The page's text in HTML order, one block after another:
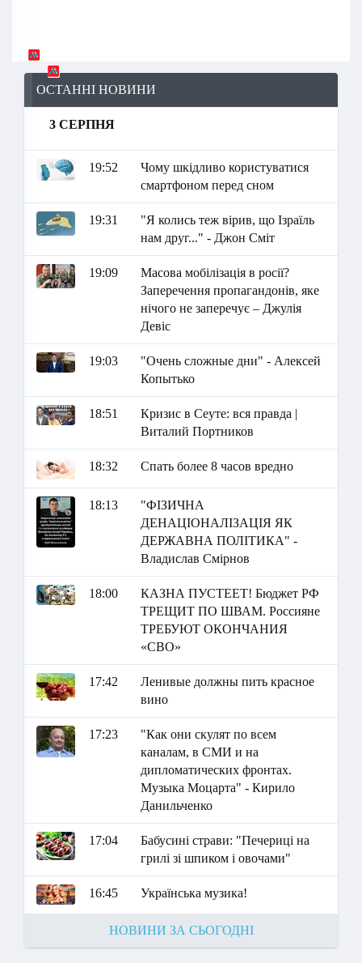
ОСТАННІ НОВИНИ
3 СЕРПНЯ
19:52
Чому шкідливо користуватися
смартфоном перед сном
19:31
"Я колись теж вірив, що Ізраїль
нам друг..." - Джон Сміт
19:09
Масова мобілізація в росії?
Заперечення пропагандонів, яке
нічого не заперечує – Джулія
Девіс
19:03
"Очень сложные дни" - Алексей
Копытько
18:51
Кризис в Сеуте: вся правда |
Виталий Портников
18:32 Спать более 8 часов вредно
18:13
"ФІЗИЧНА
ДЕНАЦІОНАЛІЗАЦІЯ ЯК
ДЕРЖАВНА ПОЛІТИКА" -
Владислав Смірнов
18:00
КАЗНА ПУСТЕЕТ! Бюджет РФ
ТРЕЩИТ ПО ШВАМ. Россияне
ТРЕБУЮТ ОКОНЧАНИЯ
«СВО»
17:42
Ленивые должны пить красное
вино
17:23
"Как они скулят по всем
каналам, в СМИ и на
дипломатических фронтах.
Музыка Моцарта" - Кирило
Данильченко
17:04
Бабусині страви: "Печериці на
грилі зі шпиком і овочами"
16:45 Українська музика!
НОВИНИ ЗА СЬОГОДНІ